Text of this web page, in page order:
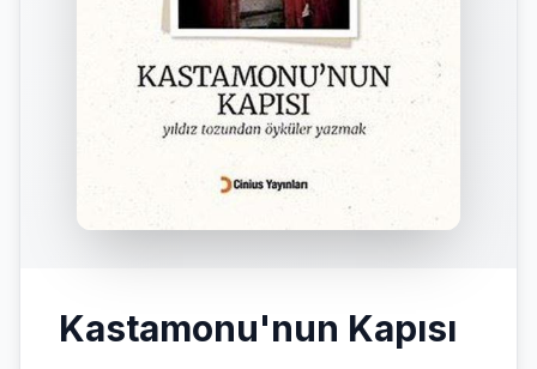
Kastamonu'nun Kapısı